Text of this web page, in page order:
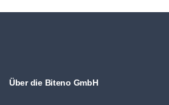
Über die Biteno GmbH